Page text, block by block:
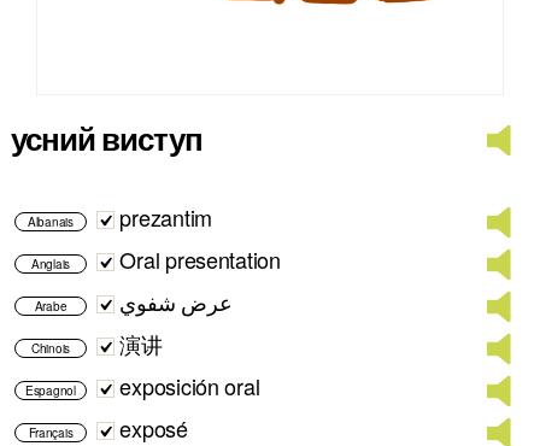
усний виступ
Albanais prezantim
Anglais Oral presentation
Arabe عرض شفوي
Chinois 演讲
Espagnol exposición oral
Français exposé